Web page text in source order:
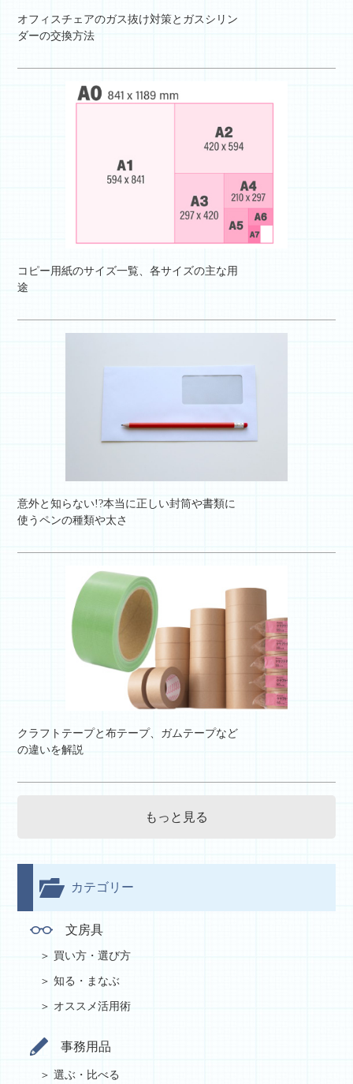
オフィスチェアのガス抜け対策とガスシリン
ダーの交換方法
コピー用紙のサイズ一覧、各サイズの主な用
途
意外と知らない!?本当に正しい封筒や書類に
使うペンの種類や太さ
クラフトテープと布テープ、ガムテープなど
の違いを解説
もっと見る
カテゴリー
文房具
買い方・選び方
知る・まなぶ
オススメ活用術
事務用品
選ぶ・比べる